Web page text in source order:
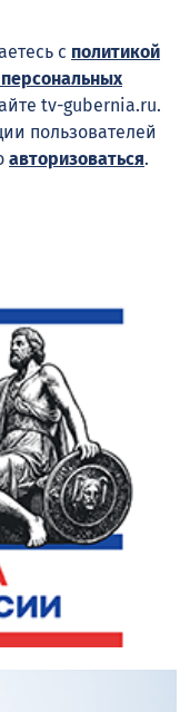
с политикой
tv-gubernia.ru.
пользователей
авторизоваться.